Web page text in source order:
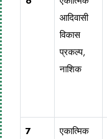
आदिवासी
विकास
प्रकल्प,
नाशिक
7
एकात्मिक